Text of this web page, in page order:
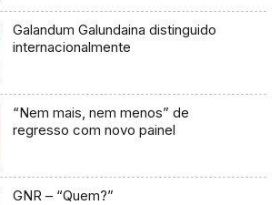
Galandum Galundaina distinguido
internacionalmente
“Nem mais, nem menos” de
regresso com novo painel
GNR – “Quem?”